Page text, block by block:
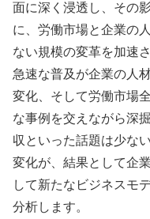
面に深く浸透し、その
に、労働市場と企業の
ない規模の変革を加速
急速な普及が企業の人
変化、そして労働市場
な事例を交えながら深
収といった話題は少な
変化が、結果として企
して新たなビジネスモ
分析します。